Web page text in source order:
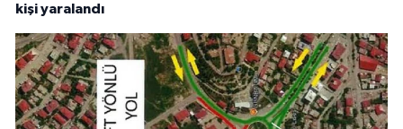
kişi yaralandı